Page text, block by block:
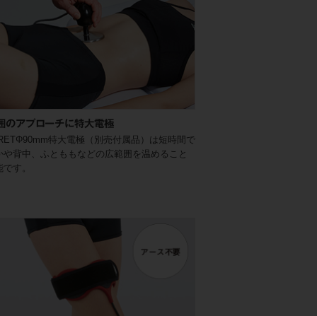
のアプローチに特大電極
特大電極（別売付属品）は短時間で
や背中、ふとももなどの広範囲を温めること
す。